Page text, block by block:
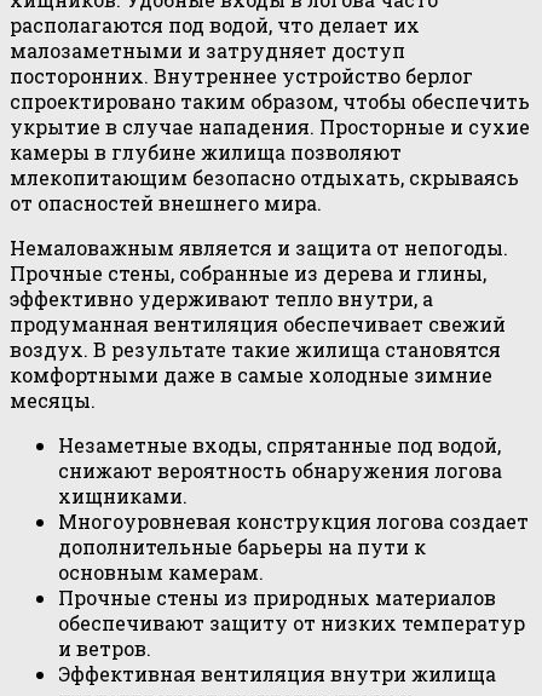
располагаются под водой, что делает их
малозаметными и затрудняет доступ
посторонних. Внутреннее устройство берлог
спроектировано таким образом, чтобы обеспечить
укрытие в случае нападения. Просторные и сухие
камеры в глубине жилища позволяют
млекопитающим безопасно отдыхать, скрываясь
от опасностей внешнего мира.
Немаловажным является и защита от непогоды.
Прочные стены, собранные из дерева и глины,
эффективно удерживают тепло внутри, а
продуманная вентиляция обеспечивает свежий
воздух. В результате такие жилища становятся
комфортными даже в самые холодные зимние
месяцы.
Незаметные входы, спрятанные под водой,
снижают вероятность обнаружения логова
хищниками.
Многоуровневая конструкция логова создает
дополнительные барьеры на пути к
основным камерам.
Прочные стены из природных материалов
обеспечивают защиту от низких температур
и ветров.
Эффективная вентиляция внутри жилища